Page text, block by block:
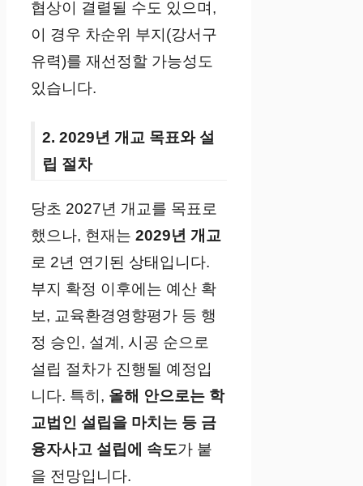
협상이 결렬될 수도 있으며,
이 경우 차순위 부지(강서구
유력)를 재선정할 가능성도
있습니다.
2. 2029년 개교 목표와 설
립 절차
당초 2027년 개교를 목표로
했으나, 현재는 2029년 개교
로 2년 연기된 상태입니다.
부지 확정 이후에는 예산 확
보, 교육환경영향평가 등 행
정 승인, 설계, 시공 순으로
설립 절차가 진행될 예정입
니다. 특히, 올해 안으로는 학
교법인 설립을 마치는 등 금
융자사고 설립에 속도가 붙
을 전망입니다.